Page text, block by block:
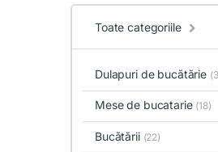
Toate categoriile
Dulapuri de bucătărie
Mese de bucatarie (18)
Bucătării (22)